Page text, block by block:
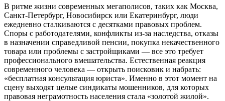
В ритме жизни современных мегаполисов, таких как Москва,
Санкт-Петербург, Новосибирск или Екатеринбург, люди
ежедневно сталкиваются с десятками правовых проблем.
Споры с работодателями, конфликты из-за наследства, отказы
в назначении справедливой пенсии, покупка некачественного
товара или проблемы с застройщиками — все это требует
профессионального вмешательства. Естественная реакция
современного человека — открыть поисковик и набрать:
«бесплатная консультация юриста». Именно в этот момент на
сцену выходят целые синдикаты мошенников, для которых
правовая неграмотность населения стала «золотой жилой».